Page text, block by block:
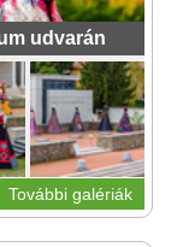
udvarán
További galériák